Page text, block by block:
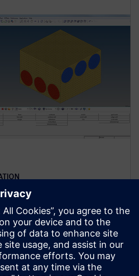
Designer
simulation, uncertainty
of composite
at multiple spatial and